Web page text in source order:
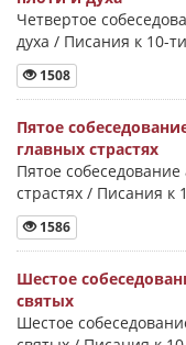
Четвертое
духа / Писания к 10-
1508
Пятое
главных страстях
Пятое
страстях / Писания к
1586
Шестое
святых
Шестое